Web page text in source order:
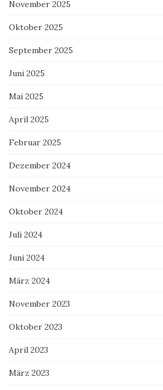
November 2025
Oktober 2025
September 2025
Juni 2025
Mai 2025
April 2025
Februar 2025
Dezember 2024
November 2024
Oktober 2024
Juli 2024
Juni 2024
März 2024
November 2023
Oktober 2023
April 2023
März 2023